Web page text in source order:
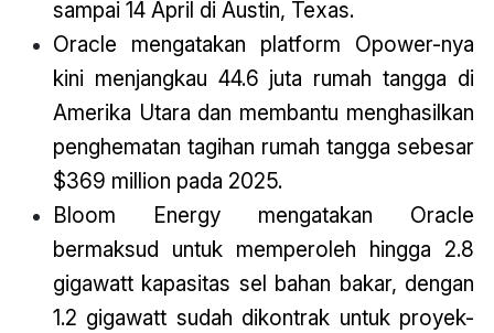
sampai 14 April di Austin, Texas.
Oracle mengatakan platform Opower-nya
kini menjangkau 44.6 juta rumah tangga di
Amerika Utara dan membantu menghasilkan
penghematan tagihan rumah tangga sebesar
$369 million pada 2025.
Bloom Energy mengatakan Oracle
bermaksud untuk memperoleh hingga 2.8
gigawatt kapasitas sel bahan bakar, dengan
1.2 gigawatt sudah dikontrak untuk proyek-